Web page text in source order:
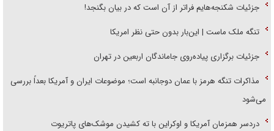
جزئیات شکنجه‌هایم فراتر از آن است که در بیان بگنجد!
تنگه ملک ماست | این‌بار بدون حتی نظر امریکا
جزئیات برگزاری پیاده‌روی جاماندگان اربعین در تهران
مذاکرات تنگه هرمز با عمان دوجانبه است؛ موضوعات ایران و آمریکا بعداً بررسی
می‌شود
دردسر همزمان آمریکا و اوکراین با ته کشیدن موشک‌های پاتریوت